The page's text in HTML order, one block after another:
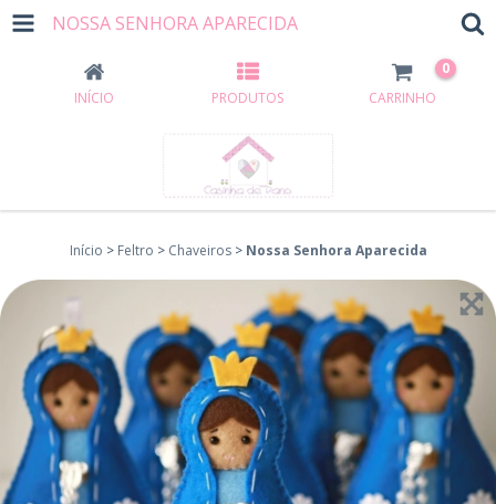
NOSSA SENHORA APARECIDA
INÍCIO PRODUTOS CARRINHO
0
Início > Feltro > Chaveiros > Nossa Senhora Aparecida